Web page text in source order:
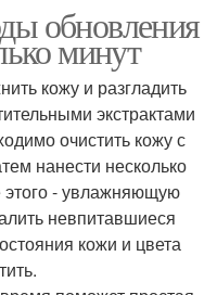
обновления
минут
кожу и разгладить
экстрактами
очистить кожу с
нанести несколько
этого - увлажняющую
невпитавшиеся
кожи и цвета